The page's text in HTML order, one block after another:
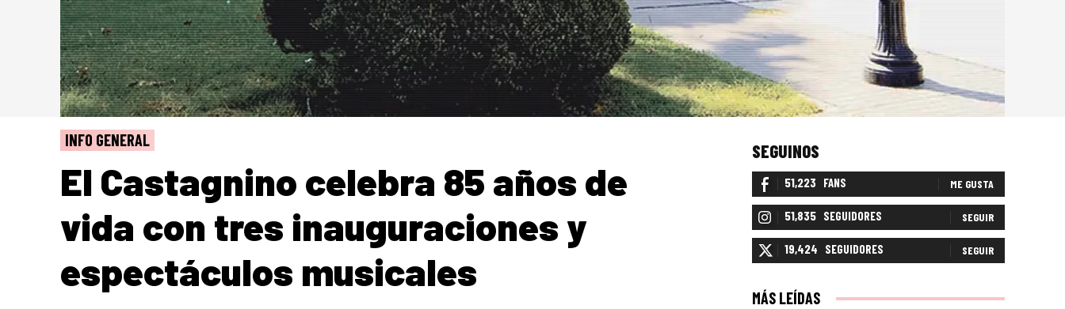
INFO GENERAL
El Castagnino celebra 85 años de
vida con tres inauguraciones y
espectáculos musicales
SEGUINOS
51,223 FANS ME GUSTA
51,835 SEGUIDORES SEGUIR
19,424 SEGUIDORES SEGUIR
MÁS LEÍDAS